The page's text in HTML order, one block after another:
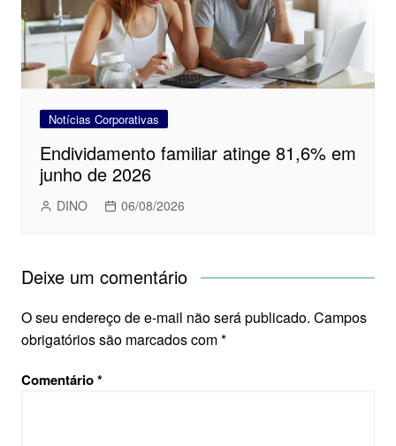
Notícias Corporativas
Endividamento familiar atinge 81,6% em
junho de 2026
DINO 06/08/2026
Deixe um comentário
O seu endereço de e-mail não será publicado. Campos
obrigatórios são marcados com*
Comentário*